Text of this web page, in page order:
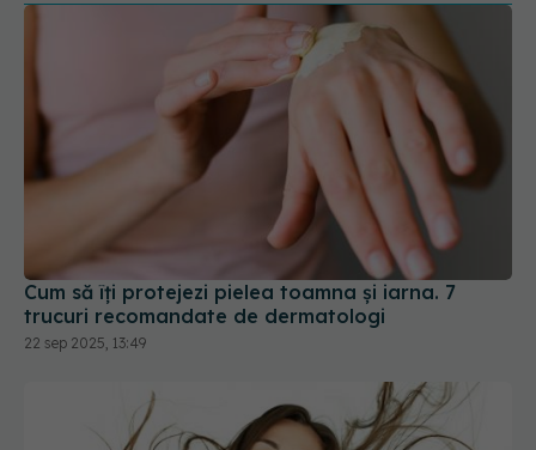
Cum să îți protejezi pielea toamna și iarna. 7
trucuri recomandate de dermatologi
22 sep 2025, 13:49